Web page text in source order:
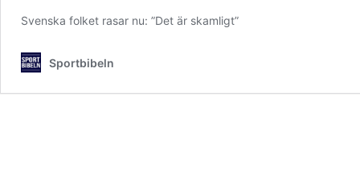
Svenska folket rasar nu: ”Det är skamligt”
Sportbibeln